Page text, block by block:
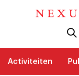
Activiteiten